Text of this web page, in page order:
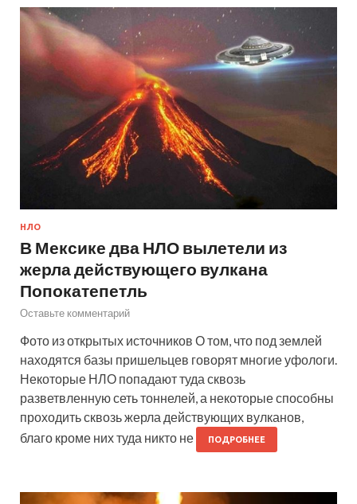
НЛО
В Мексике два НЛО вылетели из
жерла действующего вулкана
Попокатепетль
Оставьте комментарий
Фото из открытых источников О том, что под землей
находятся базы пришельцев говорят многие уфологи.
Некоторые НЛО попадают туда сквозь
разветвленную сеть тоннелей, а некоторые способны
проходить сквозь жерла действующих вулканов,
благо кроме них туда никто не
ПОДРОБНЕЕ